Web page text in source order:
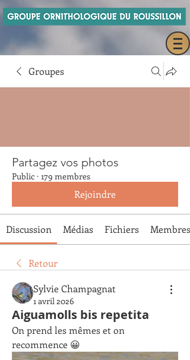
Groupes
Partagez vos photos
Public · 179 membres
Rejoindre
Discussion Médias Fichiers Membres
Retour
Sylvie Champagnat
1 avril 2026
Aiguamolls bis repetita
On prend les mêmes et on
recommence 😀